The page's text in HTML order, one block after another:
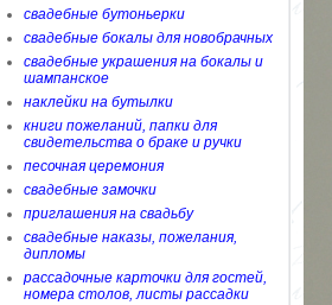
свадебные бутоньерки
свадебные бокалы для новобрачных
свадебные украшения на бокалы и
шампанское
наклейки на бутылки
книги пожеланий, папки для
свидетельства о браке и ручки
песочная церемония
свадебные замочки
приглашения на свадьбу
свадебные наказы, пожелания,
дипломы
рассадочные карточки для гостей,
номера столов, листы рассадки